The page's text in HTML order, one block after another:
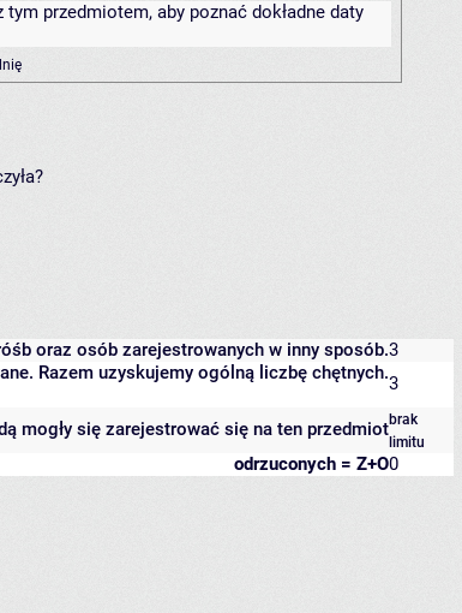
przedmiotem, aby poznać dokładne daty
oraz osób zarejestrowanych w inny sposób.3
Razem uzyskujemy ogólną liczbę chętnych.3
mogły się zarejestrować się na ten przedmiotbrak
limitu
odrzuconych = Z+O0